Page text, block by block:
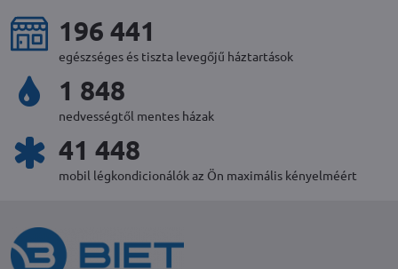
220 073
egészséges és tiszta levegőjű háztartások
2 072
nedvességtől mentes házak
46 472
mobil légkondicionálók az Ön maximális kényelméért